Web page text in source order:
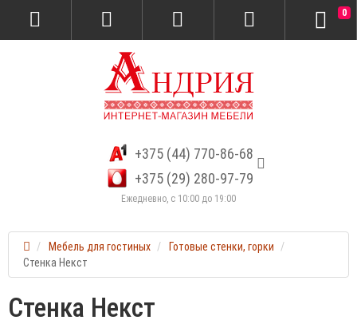
+375 (44) 770-86-68
+375 (29) 280-97-79
Ежедневно, с 10:00 до 19:00
0
Мебель для гостиных
Готовые стенки, горки
Стенка Некст
Стенка Некст